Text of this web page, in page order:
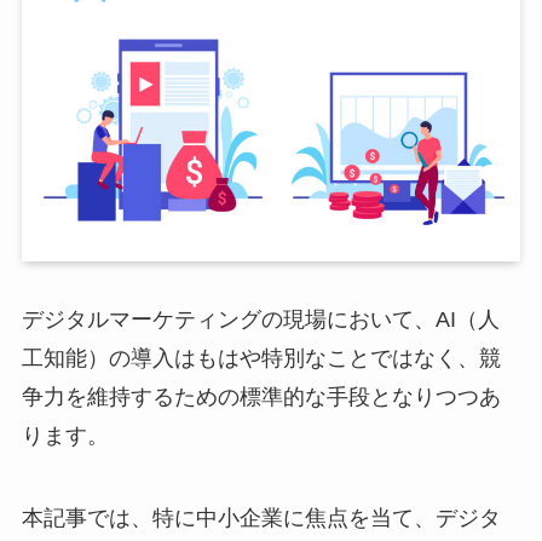
デジタルマーケティングの現場において、AI（人
工知能）の導入はもはや特別なことではなく、競
争力を維持するための標準的な手段となりつつあ
ります。
本記事では、特に中小企業に焦点を当て、デジタ